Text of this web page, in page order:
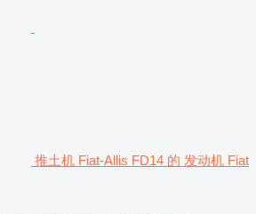
推土机 Fiat-Allis FD14 的 发动机 Fiat